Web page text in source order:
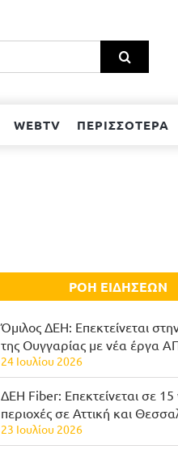
WEBTV ΠΕΡΙΣΣΟΤΕΡΑ
ΡΟΗ ΕΙΔΗΣΕΩΝ
Όμιλος ΔΕΗ: Επεκτείνεται
της Ουγγαρίας με νέα έργα
24 Ιουλίου 2026
ΔΕΗ Fiber: Επεκτείνεται σε 15
περιοχές σε Αττική και
23 Ιουλίου 2026